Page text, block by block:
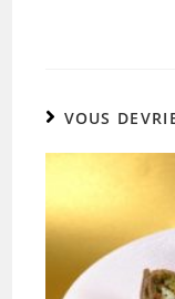
VOUS